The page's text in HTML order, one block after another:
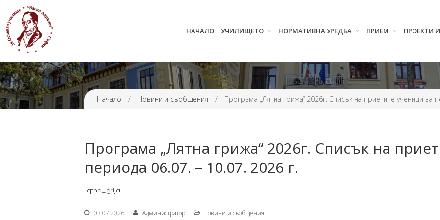
НАЧАЛО УЧИЛИЩЕТО НОРМАТИВНА УРЕДБА ПРИЕМ ПРОЕКТИ
Начало / Новини и съобщения / Програма „Лятна грижа“ 2026г. Списък на приетите ученици за
Програма „Лятна грижа“ 2026г. Списък на
периода 06.07. – 10.07. 2026 г.
Lqtna_grija
03.07.2026 Администратор Новини и съобщения